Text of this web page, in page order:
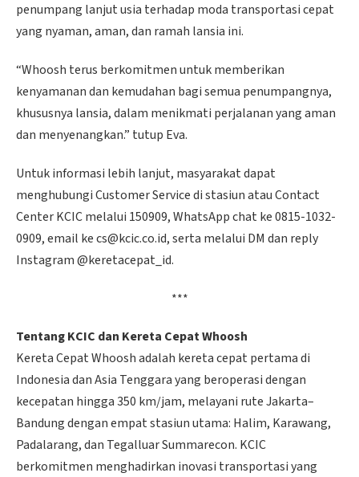
penumpang lanjut usia terhadap moda transportasi cepat
yang nyaman, aman, dan ramah lansia ini.
“Whoosh terus berkomitmen untuk memberikan
kenyamanan dan kemudahan bagi semua penumpangnya,
khususnya lansia, dalam menikmati perjalanan yang aman
dan menyenangkan.” tutup Eva.
Untuk informasi lebih lanjut, masyarakat dapat
menghubungi Customer Service di stasiun atau Contact
Center KCIC melalui 150909, WhatsApp chat ke 0815-1032-
0909, email ke cs@kcic.co.id, serta melalui DM dan reply
Instagram @keretacepat_id.
***
Tentang KCIC dan Kereta Cepat Whoosh
Kereta Cepat Whoosh adalah kereta cepat pertama di
Indonesia dan Asia Tenggara yang beroperasi dengan
kecepatan hingga 350 km/jam, melayani rute Jakarta–
Bandung dengan empat stasiun utama: Halim, Karawang,
Padalarang, dan Tegalluar Summarecon. KCIC
berkomitmen menghadirkan inovasi transportasi yang